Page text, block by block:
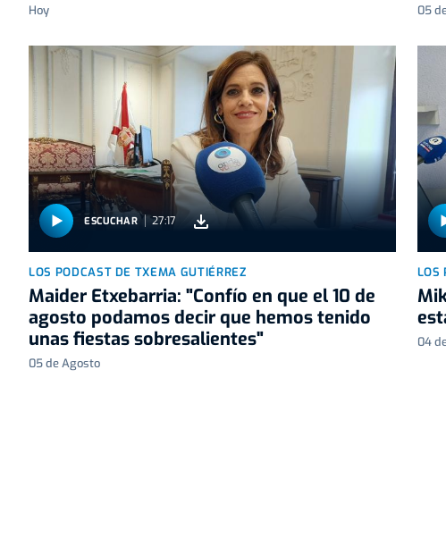
Hoy 05
ESCUCHAR 27:17
LOS PODCAST DE TXEMA GUTIÉRREZ
Maider Etxebarria: "Confío en que el 10 de
agosto podamos decir que hemos tenido
unas fiestas sobresalientes"
05 de Agosto
LOS
04